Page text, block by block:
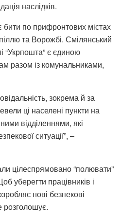
наслідків.
по прифронтових містах
та Ворожбі. Смілянський
“Укрпошта” є єдиною
разом із комунальниками,
зокрема й за
ці населені пункти на
відділеннями, які
ситуації”, –
цілеспрямовано “полювати”
уберегти працівників і
нові безпекові
розголошує.